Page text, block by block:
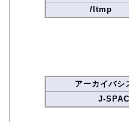
/ltmp
アーカイバシ
J-